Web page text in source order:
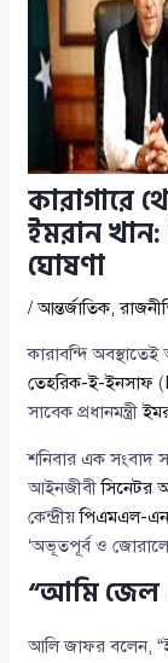
কারাগারে
ইমরান
ঘোষণা
/আন্তর্জাতিক,
কারাবন্দি
তেহরিক-ই-ইনসাফ (
সাবেক প্রধানমন্ত্রী
শনিবার এক সংবাদ
আইনজীবীসিনেটর
কেন্দ্রীয়পিএমএল-
‘অভূতপূর্ব ও
“আমি জেল
আলি জাফর বলেন,